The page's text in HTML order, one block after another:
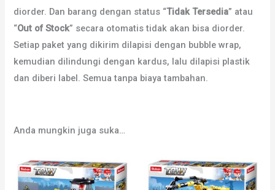
diorder. Dan barang dengan status “Tidak Tersedia” atau
“Out of Stock” secara otomatis tidak akan bisa diorder.
Setiap paket yang dikirim dilapisi dengan bubble wrap,
kemudian dilindungi dengan kardus, lalu dilapisi plastik
dan diberi label. Semua tanpa biaya tambahan.
Anda mungkin juga suka…